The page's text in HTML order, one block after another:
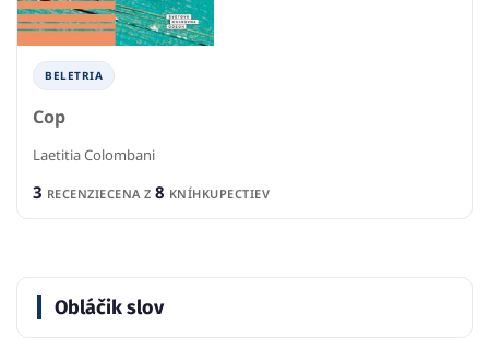
BELETRIA
Cop
Laetitia Colombani
3 RECENZIECENA Z 8 KNÍHKUPECTIEV
Obláčik slov